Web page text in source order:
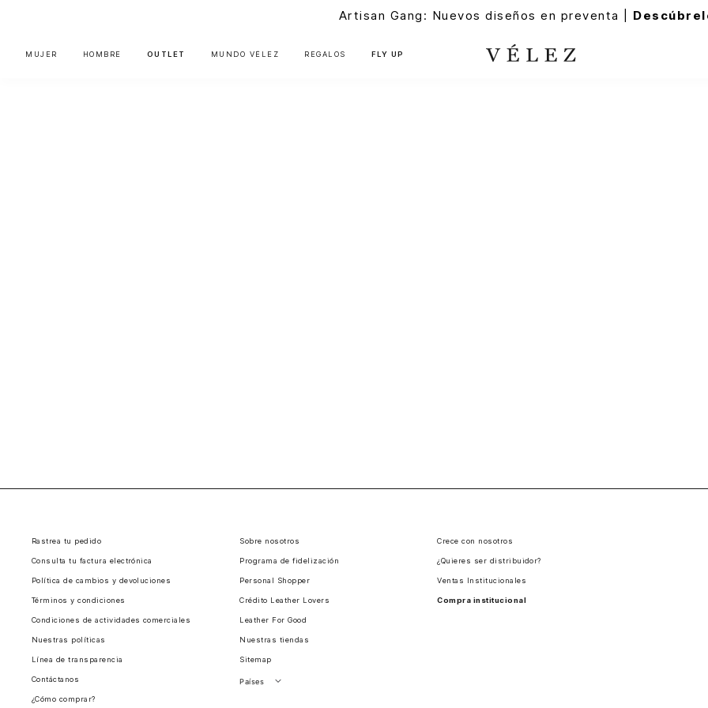
Artisan Gang: Nuevos diseños en preventa |
MUJER HOMBRE OUTLET MUNDO VÉLEZ REGALOS FLY UP
Rastrea tu pedido
Consulta tu factura electrónica
Política de cambios y devoluciones
Términos y condiciones
Condiciones de actividades comerciales
Nuestras políticas
Línea de transparencia
Contáctanos
¿Cómo comprar?
Sobre nosotros
Programa de fidelización
Personal Shopper
Crédito Leather Lovers
Leather For Good
Nuestras tiendas
Sitemap
Países
Crece con nosotros
¿Quieres ser distribuidor?
Ventas Institucionales
Compra institucional